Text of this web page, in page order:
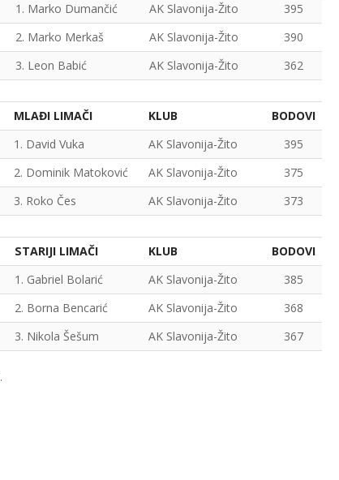
1. Marko Dumančić AK Slavonija-Žito
395
2. Marko Merkaš AK Slavonija-Žito
390
3. Leon Babić AK Slavonija-Žito 362
MLAĐI LIMAČI KLUB
BODOVI
1. David Vuka AK Slavonija-Žito
395
2. Dominik Matoković AK Slavonija-Žito
375
3. Roko Čes AK Slavonija-Žito 373
STARIJI LIMAČI KLUB
BODOVI
1. Gabriel Bolarić AK Slavonija-Žito
385
2. Borna Bencarić AK Slavonija-Žito
368
3. Nikola Šešum AK Slavonija-Žito 367
.